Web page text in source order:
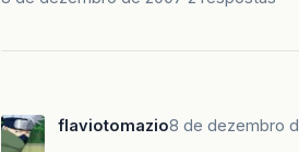
flaviotomazio8 de dezembro